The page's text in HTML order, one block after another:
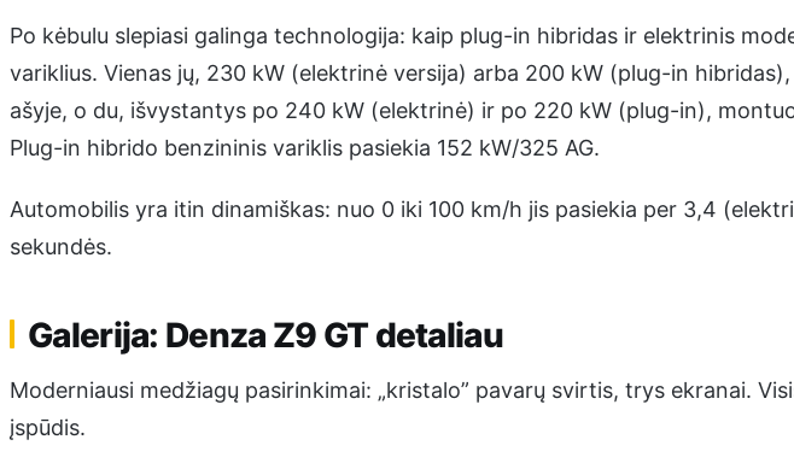
Po kėbulu slepiasi galinga technologija: kaip plug-in hibridas ir elektrinis
variklius. Vienas jų, 230 kW (elektrinė versija) arba 200 kW (plug-in
ašyje, o du, išvystantys po 240 kW (elektrinė) ir po 220 kW (plug-in),
Plug-in hibrido benzininis variklis pasiekia 152 kW/325 AG.
Automobilis yra itin dinamiškas: nuo 0 iki 100 km/h jis pasiekia per 3,4
sekundės.
Galerija: Denza Z9 GT detaliau
Moderniausi medžiagų pasirinkimai: „kristalo” pavarų svirtis, trys ekranai.
įspūdis.